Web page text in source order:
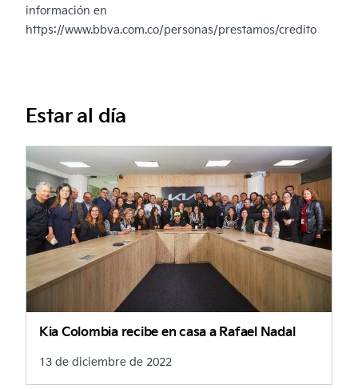
información en
https://www.bbva.com.co/personas/prestamos/credito
Estar al día
Kia Colombia recibe en casa a Rafael Nadal
13 de diciembre de 2022